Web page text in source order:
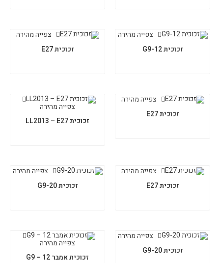
צפייה מהירה
זכוכית G9-12
צפייה מהירה
זכוכית E27
צפייה מהירה
זכוכית E27
צפייה מהירה
זכוכית LL2013 – E27
צפייה מהירה
זכוכית E27
צפייה מהירה
זכוכית G9-20
צפייה מהירה
זכוכית G9-20
צפייה מהירה
זכוכית אמבר 12 – G9